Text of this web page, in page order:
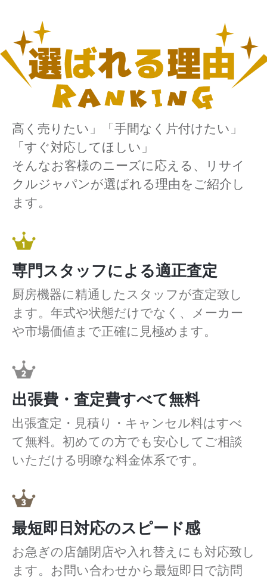
高く売りたい」「手間なく片付けたい」
「すぐ対応してほしい」
そんなお客様のニーズに応える、リサイ
クルジャパンが選ばれる理由をご紹介し
ます。
専門スタッフによる適正査定
厨房機器に精通したスタッフが査定致し
ます。年式や状態だけでなく、メーカー
や市場価値まで正確に見極めます。
出張費・査定費すべて無料
出張査定・見積り・キャンセル料はすべ
て無料。初めての方でも安心してご相談
いただける明瞭な料金体系です。
最短即日対応のスピード感
お急ぎの店舗閉店や入れ替えにも対応致し
ます。お問い合わせから最短即日で訪問